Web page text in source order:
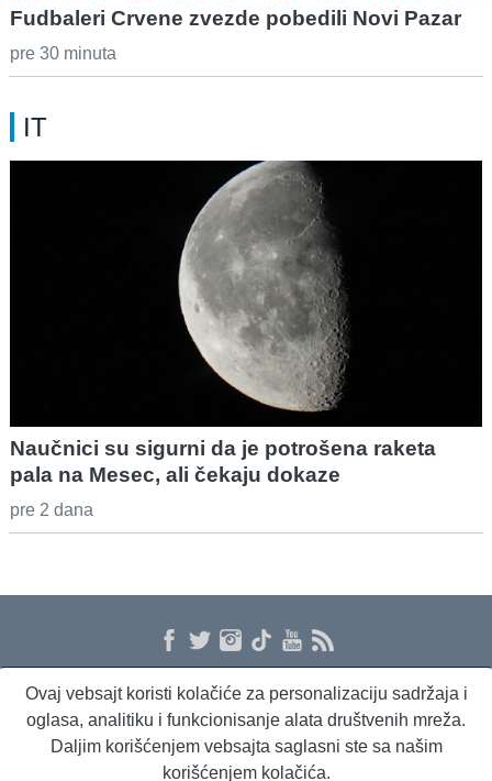
Fudbaleri Crvene zvezde pobedili Novi Pazar
pre 30 minuta
IT
Naučnici su sigurni da je potrošena raketa
pala na Mesec, ali čekaju dokaze
pre 2 dana
O nama Proizvodi i usluge Politika privatnosti Kontakt RSS
Dnevni evropski servis
Ovaj vebsajt koristi kolačiće za personalizaciju sadržaja i
oglasa, analitiku i funkcionisanje alata društvenih mreža.
Daljim korišćenjem vebsajta saglasni ste sa našim
korišćenjem kolačića.